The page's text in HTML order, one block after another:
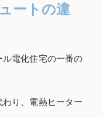
ートの違
電化住宅の一番の
り、電熱ヒーター